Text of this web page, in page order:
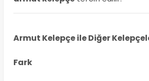
Armut Kelepçe ile Diğer
Fark